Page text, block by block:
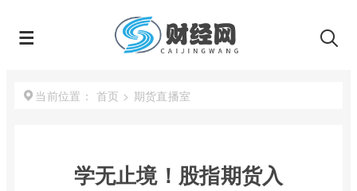
当前位置： 首页 > 期货直播室
学无止境！股指期货入